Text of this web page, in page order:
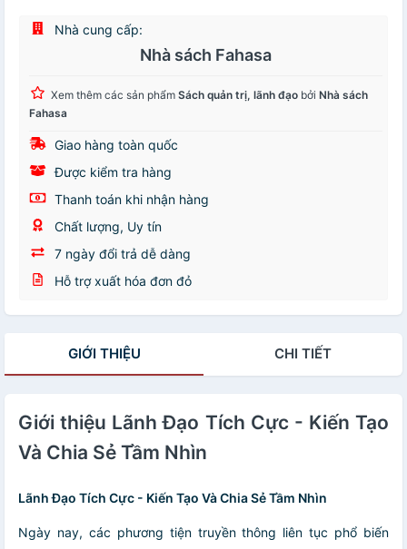
Nhà cung cấp:
Nhà sách Fahasa
Xem thêm các sản phẩm Sách quản trị, lãnh đạo bởi Nhà sách
Fahasa
Giao hàng toàn quốc
Được kiểm tra hàng
Thanh toán khi nhận hàng
Chất lượng, Uy tín
7 ngày đổi trả dễ dàng
Hỗ trợ xuất hóa đơn đỏ
GIỚI THIỆU CHI TIẾT
Giới thiệu Lãnh Đạo Tích Cực - Kiến Tạo
Và Chia Sẻ Tầm Nhìn
Lãnh Đạo Tích Cực - Kiến Tạo Và Chia Sẻ Tầm Nhìn
Ngày nay, các phương tiện truyền thông liên tục phổ biến